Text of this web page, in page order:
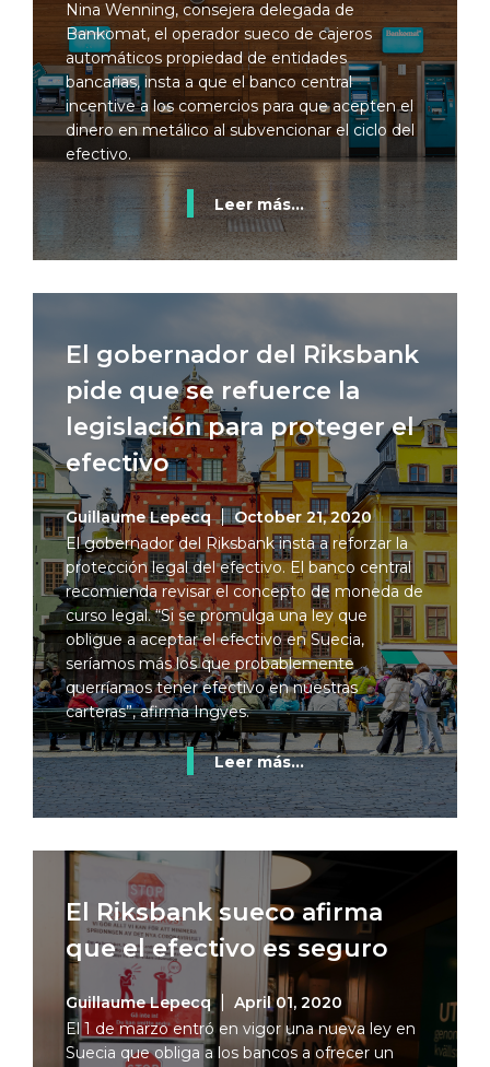
Nina Wenning, consejera delegada de
Bankomat, el operador sueco de cajeros
automáticos propiedad de entidades
bancarias, insta a que el banco central
incentive a los comercios para que acepten el
dinero en metálico al subvencionar el ciclo del
efectivo.
Leer más...
El gobernador del Riksbank
pide que se refuerce la
legislación para proteger el
efectivo
Guillaume Lepecq
October 21, 2020
El gobernador del Riksbank insta a reforzar la
protección legal del efectivo. El banco central
recomienda revisar el concepto de moneda de
curso legal. “Si se promulga una ley que
obligue a aceptar el efectivo en Suecia,
seríamos más los que probablemente
querríamos tener efectivo en nuestras
carteras”, afirma Ingves.
Leer más...
El Riksbank sueco afirma
que el efectivo es seguro
Guillaume Lepecq
April 01, 2020
El 1 de marzo entró en vigor una nueva ley en
Suecia que obliga a los bancos a ofrecer un